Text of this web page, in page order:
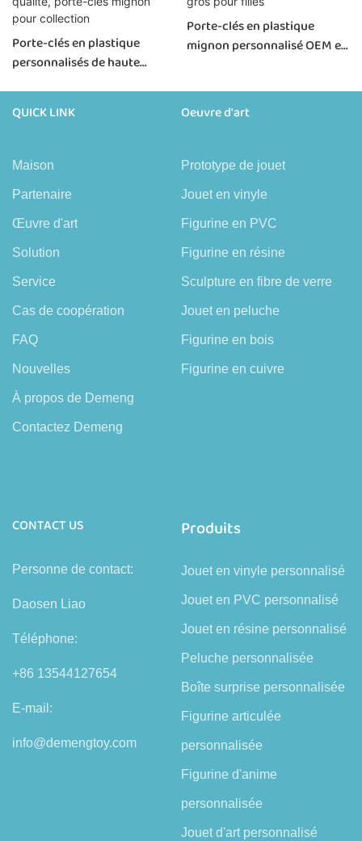
Porte-clés en plastique
personnalisés de haute
Porte-clés en plastique
mignon personnalisé OEM en
QUICK LINK
Maison
Partenaire
Œuvre d'art
Solution
Service
Cas de coopération
FAQ
Nouvelles
À propos de Demeng
Contactez Demeng
Oeuvre d'art
Prototype de jouet
Jouet en vinyle
Figurine en PVC
Figurine en résine
Sculpture en fibre de verre
Jouet en peluche
Figurine en bois
Figurine en cuivre
CONTACT US
Personne de contact:
Daosen Liao
Téléphone:
+86 13544127654
E-mail:
info@demengtoy.com
Produits
Jouet en vinyle personnalisé
Jouet en PVC personnalisé
Jouet en résine personnalisé
Peluche personnalisée
Boîte surprise personnalisée
Figurine articulée
personnalisée
Figurine d'anime
personnalisée
Jouet d'art personnalisé